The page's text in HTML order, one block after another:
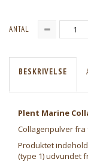
ANTAL
BESKRIVELSE
Plent Marine
Collagenpulver fra
Produktet
(type 1) udvundet